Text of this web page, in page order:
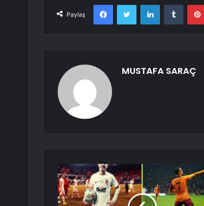
Paylaş
FacebookTwitter LinkedInTumblr
MUSTAFA SARAÇ